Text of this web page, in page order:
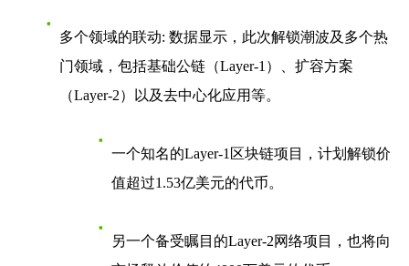
多个领域的联动: 数据显示，此次解锁潮波及多个热
门领域，包括基础公链（Layer-1）、扩容方案
（Layer-2）以及去中心化应用等。
一个知名的Layer-1区块链项目，计划解锁价
值超过1.53亿美元的代币。
另一个备受瞩目的Layer-2网络项目，也将向